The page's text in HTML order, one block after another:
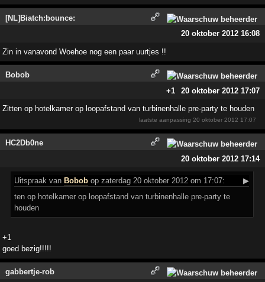
[NL]Biatch:bounce:
20 oktober 2012 16:08
Zin in vanavond Woehoe nog een paar uurtjes !!
Bobob
+1
20 oktober 2012 17:07
Zitten op hotelkamer op loopafstand van turbinenhalle pre-party te houden
laatste aanpassing20 oktober 2012 17:07
HC2Db0ne
20 oktober 2012 17:14
Uitspraak van Bobob op zaterdag 20 oktober 2012 om 17:07:
▶
ten op hotelkamer op loopafstand van turbinenhalle pre-party te
houden
+1
goed bezig!!!!!
gabbertje-rob